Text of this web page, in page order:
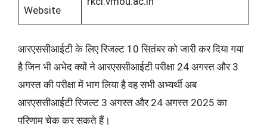
Website
आरएससीआईटी के लिए रिजल्ट 10 सितंबर को जारी कर दिया गया
है जिन भी अभेद क्यों ने आरएससीआईटी परीक्षा 24 अगस्त और 3
अगस्त की परीक्षा में भाग लिया है वह सभी अभ्यर्थी अब
आरएससीआईटी रिजल्ट 3 अगस्त और 24 अगस्त 2025 का
परिणाम चेक कर सकते हैं।